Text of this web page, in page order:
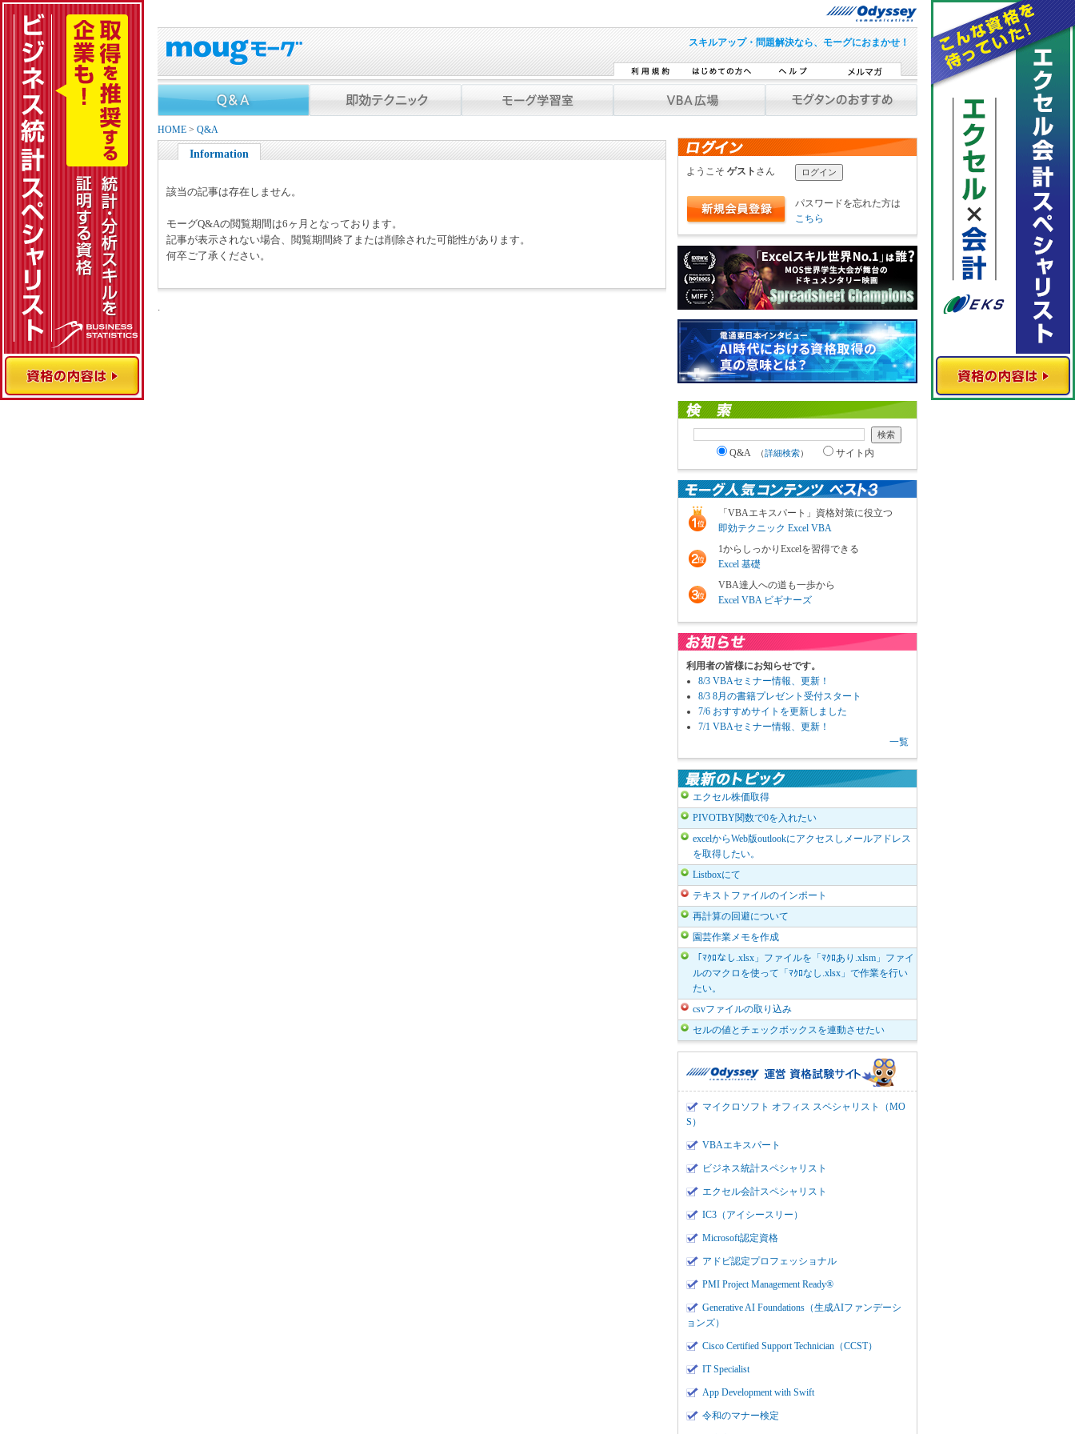
スキルアップ・問題解決なら、モーグにおまかせ！
HOME > Q&A
Information
該当の記事は存在しません。
モーグQ&Aの閲覧期間は6ヶ月となっております。
記事が表示されない場合、閲覧期間終了または削除された可能性があります。
何卒ご了承ください。
ようこそ ゲスト さん
パスワードを忘れた方は
こちら
Q&A （詳細検索） サイト内
「VBAエキスパート」資格対策に役立つ
即効テクニック Excel VBA
1からしっかりExcelを習得できる
Excel 基礎
VBA達人への道も一歩から
Excel VBA ビギナーズ
利用者の皆様にお知らせです。
8/3 VBAセミナー情報、更新！
8/3 8月の書籍プレゼント受付スタート
7/6 おすすめサイトを更新しました
7/1 VBAセミナー情報、更新！
一覧
エクセル株価取得
PIVOTBY関数で0を入れたい
excelからWeb版outlookにアクセスしメールアドレス
を取得したい。
Listboxにて
テキストファイルのインポート
再計算の回避について
園芸作業メモを作成
「ﾏｸﾛなし.xlsx」ファイルを「ﾏｸﾛあり.xlsm」ファイ
ルのマクロを使って「ﾏｸﾛなし.xlsx」で作業を行い
たい。
csvファイルの取り込み
セルの値とチェックボックスを連動させたい
マイクロソフト オフィス スペシャリスト（MO
S）
VBAエキスパート
ビジネス統計スペシャリスト
エクセル会計スペシャリスト
IC3（アイシースリー）
Microsoft認定資格
アドビ認定プロフェッショナル
PMI Project Management Ready®
Generative AI Foundations（生成AIファンデーシ
ョンズ）
Cisco Certified Support Technician（CCST）
IT Specialist
App Development with Swift
令和のマナー検定